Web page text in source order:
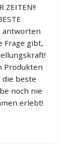
ZEITEN!!
antworten
Frage gibt,
Produkten
die beste
noch nie
erlebt!